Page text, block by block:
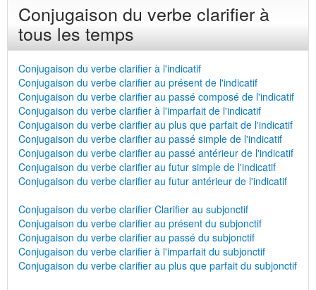
Conjugaison du verbe clarifier à
tous les temps
Conjugaison du verbe clarifier à l'indicatif
Conjugaison du verbe clarifier au présent de l'indicatif
Conjugaison du verbe clarifier au passé composé de l'indicatif
Conjugaison du verbe clarifier à l'imparfait de l'indicatif
Conjugaison du verbe clarifier au plus que parfait de l'indicatif
Conjugaison du verbe clarifier au passé simple de l'indicatif
Conjugaison du verbe clarifier au passé antérieur de l'indicatif
Conjugaison du verbe clarifier au futur simple de l'indicatif
Conjugaison du verbe clarifier au futur antérieur de l'indicatif
Conjugaison du verbe clarifier Clarifier au subjonctif
Conjugaison du verbe clarifier au présent du subjonctif
Conjugaison du verbe clarifier au passé du subjonctif
Conjugaison du verbe clarifier à l'imparfait du subjonctif
Conjugaison du verbe clarifier au plus que parfait du subjonctif